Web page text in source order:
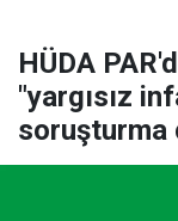
HÜDA
"yargısız
soruşturma